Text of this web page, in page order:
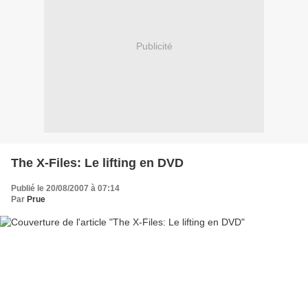
Publicité
The X-Files: Le lifting en DVD
Publié le 20/08/2007 à 07:14
Par Prue